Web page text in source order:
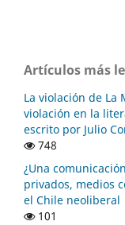
Artículos más
La violación de La
violación en la
escrito por Julio
748
¿Una
privados, medios
el Chile neoliberal
101